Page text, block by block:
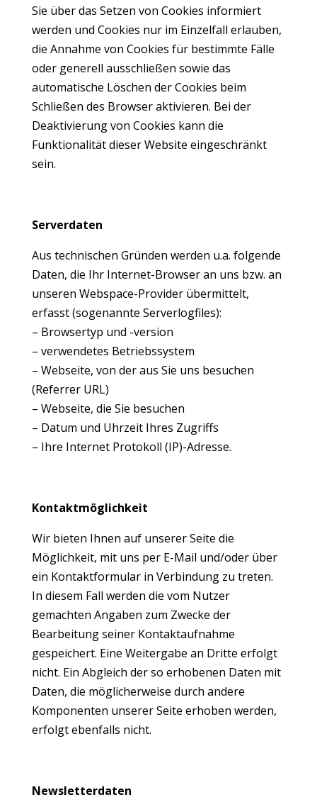
Sie über das Setzen von Cookies informiert
werden und Cookies nur im Einzelfall erlauben,
die Annahme von Cookies für bestimmte Fälle
oder generell ausschließen sowie das
automatische Löschen der Cookies beim
Schließen des Browser aktivieren. Bei der
Deaktivierung von Cookies kann die
Funktionalität dieser Website eingeschränkt
sein.
Serverdaten
Aus technischen Gründen werden u.a. folgende
Daten, die Ihr Internet-Browser an uns bzw. an
unseren Webspace-Provider übermittelt,
erfasst (sogenannte Serverlogfiles):
– Browsertyp und -version
– verwendetes Betriebssystem
– Webseite, von der aus Sie uns besuchen
(Referrer URL)
– Webseite, die Sie besuchen
– Datum und Uhrzeit Ihres Zugriffs
– Ihre Internet Protokoll (IP)-Adresse.
Kontaktmöglichkeit
Wir bieten Ihnen auf unserer Seite die
Möglichkeit, mit uns per E-Mail und/oder über
ein Kontaktformular in Verbindung zu treten.
In diesem Fall werden die vom Nutzer
gemachten Angaben zum Zwecke der
Bearbeitung seiner Kontaktaufnahme
gespeichert. Eine Weitergabe an Dritte erfolgt
nicht. Ein Abgleich der so erhobenen Daten mit
Daten, die möglicherweise durch andere
Komponenten unserer Seite erhoben werden,
erfolgt ebenfalls nicht.
Newsletterdaten